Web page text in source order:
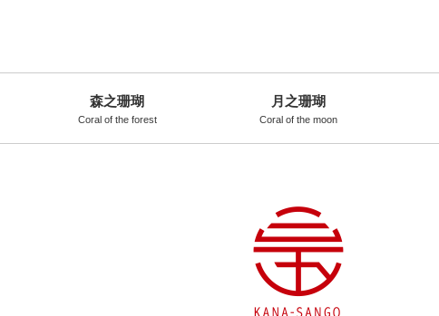
森之珊瑚
Coral of the forest
月之珊瑚
Coral of the moon